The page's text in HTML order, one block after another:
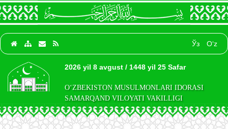
Ўз O‘z
2026 yil 8 avgust / 1448 yil 25 Safar
O‘ZBEKISTON MUSULMONLARI IDORASI
SAMARQAND VILOYATI VAKILLIGI